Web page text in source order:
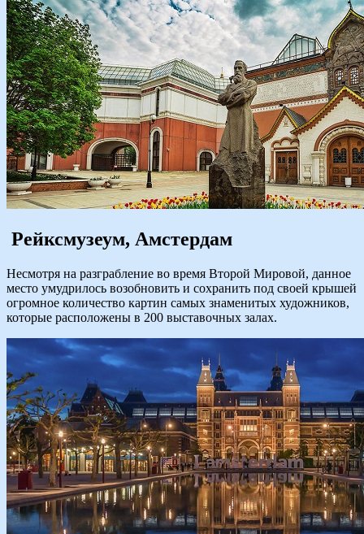
Рейксмузеум, Амстердам
Несмотря на разграбление во время Второй Мировой, данное
место умудрилось возобновить и сохранить под своей крышей
огромное количество картин самых знаменитых художников,
которые расположены в 200 выставочных залах.